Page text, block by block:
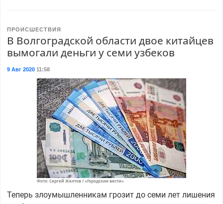
ПРОИСШЕСТВИЯ
В Волгоградской области двое китайцев
вымогали деньги у семи узбеков
9 Авг 202011:58
Фото: Сергей Желтов / «Городские вести»
Теперь злоумышленникам грозит до семи лет лишения